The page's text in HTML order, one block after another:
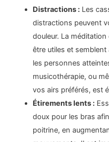
Distractions : Les
distractions peuvent
douleur. La méditation
être utiles et semblent
les personnes
musicothérapie, ou
vos airs préférés, est
Étirements lents :
doux pour les bras
poitrine, en